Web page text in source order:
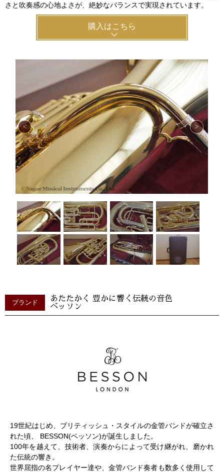
さと吹奏感の心地よさが、絶妙なバランスで実現されています。
購入はこちら
ブランド
あたたかく 豊かに響く伝統の音色
ベッソン
19世紀はじめ、ブリティッシュ・スタイルの金管バンドが確立さ
れた頃、 BESSON(ベッソン)が誕生しました。
100年を越えて、技術者、演奏からによって受け継がれ、磨かれ
た伝統の響き。
世界屈指の名プレイヤー達や、金管バンド奏者も数多く使用して